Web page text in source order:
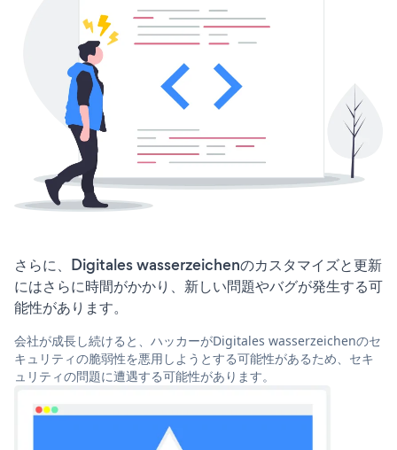
さらに、Digitales wasserzeichenのカスタマイズと更新
にはさらに時間がかかり、新しい問題やバグが発生する可
能性があります。
会社が成長し続けると、ハッカーがDigitales wasserzeichenのセ
キュリティの脆弱性を悪用しようとする可能性があるため、セキ
ュリティの問題に遭遇する可能性があります。